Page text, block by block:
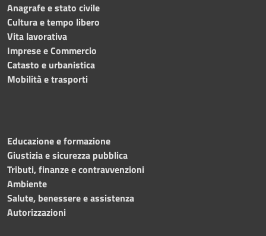
Anagrafe e stato civile
Cultura e tempo libero
Vita lavorativa
Imprese e Commercio
Catasto e urbanistica
Mobilità e trasporti
Educazione e formazione
Giustizia e sicurezza pubblica
Tributi, finanze e contravvenzioni
Ambiente
Salute, benessere e assistenza
Autorizzazioni